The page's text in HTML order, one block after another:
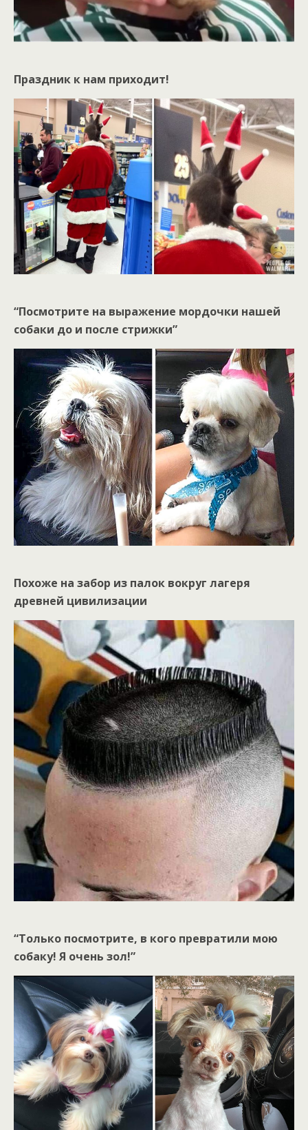
Праздник к нам приходит!
“Посмотрите на выражение мордочки нашей
собаки до и после стрижки”
Похоже на забор из палок вокруг лагеря
древней цивилизации
“Только посмотрите, в кого превратили мою
собаку! Я очень зол!”